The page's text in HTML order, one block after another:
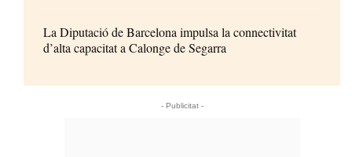
La Diputació de Barcelona impulsa la connectivitat
d’alta capacitat a Calonge de Segarra
- Publicitat -